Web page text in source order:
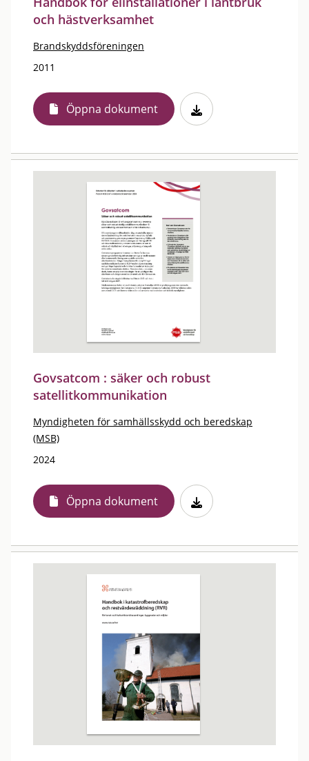
och hästverksamhet
Brandskyddsföreningen
2011
Öppna dokument
Govsatcom : säker och robust
satellitkommunikation
Myndigheten för samhällsskydd och beredskap
(MSB)
2024
Öppna dokument